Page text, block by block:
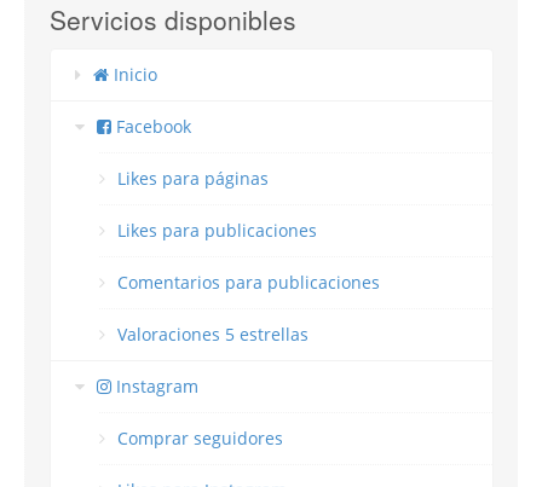
Servicios disponibles
Inicio
Facebook
Likes para páginas
Likes para publicaciones
Comentarios para publicaciones
Valoraciones 5 estrellas
Instagram
Comprar seguidores